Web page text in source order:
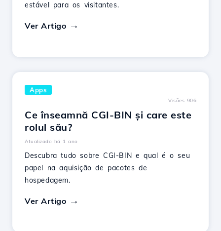
estável para os visitantes.
Ver Artigo
Apps
Visões 906
Ce înseamnă CGI-BIN și care este
rolul său?
Atualizado há 1 ano
Descubra tudo sobre CGI-BIN e qual é o seu
papel na aquisição de pacotes de
hospedagem.
Ver Artigo